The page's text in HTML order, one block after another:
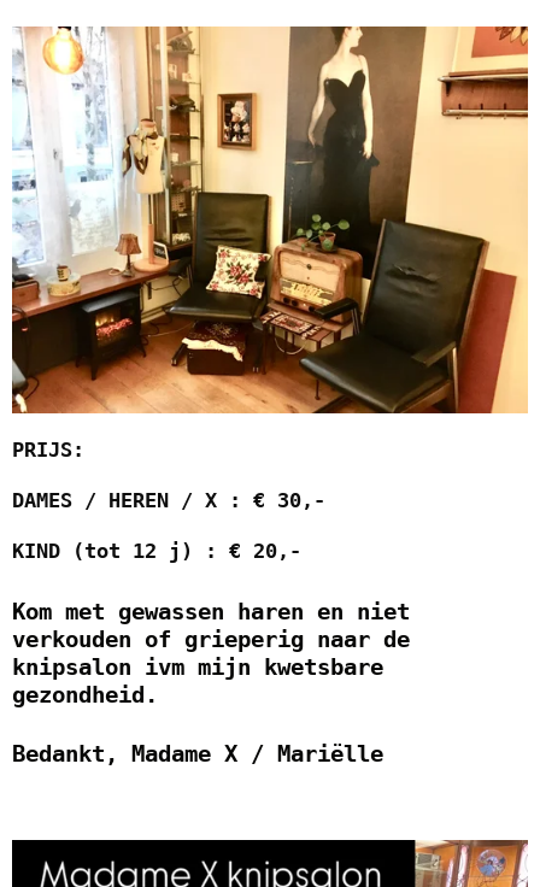
PRIJS:
DAMES / HEREN / X : € 30,-
KIND (tot 12 j) : € 20,-
Kom met gewassen haren en niet
verkouden of grieperig naar de
knipsalon ivm mijn kwetsbare
gezondheid.
Bedankt, Madame X / Mariëlle